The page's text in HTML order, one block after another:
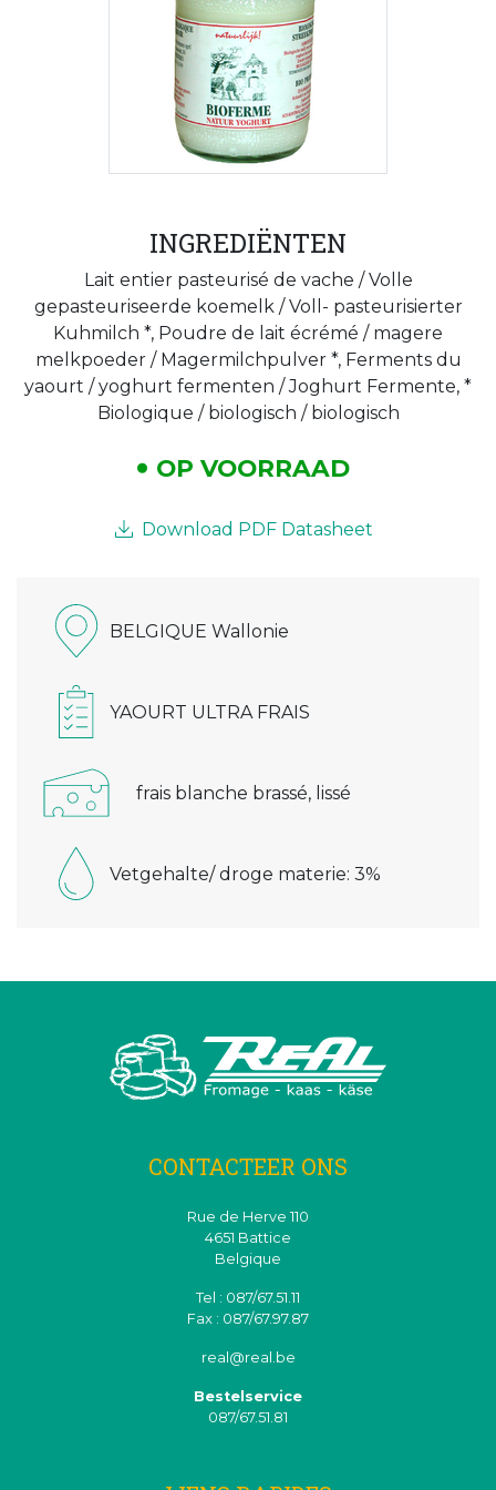
INGREDIËNTEN
Lait entier pasteurisé de vache / Volle
gepasteuriseerde koemelk / Voll- pasteurisierter
Kuhmilch *, Poudre de lait écrémé / magere
melkpoeder / Magermilchpulver *, Ferments du
yaourt / yoghurt fermenten / Joghurt Fermente, *
Biologique / biologisch / biologisch
OP VOORRAAD
Download PDF Datasheet
BELGIQUE Wallonie
YAOURT ULTRA FRAIS
frais blanche brassé, lissé
Vetgehalte/ droge materie: 3%
CONTACTEER ONS
Rue de Herve 110
4651 Battice
Belgique
Tel : 087/67.51.11
Fax : 087/67.97.87
real@real.be
Bestelservice
087/67.51.81